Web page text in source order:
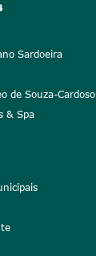
Sardoeira
de Souza-Cardoso
& Spa